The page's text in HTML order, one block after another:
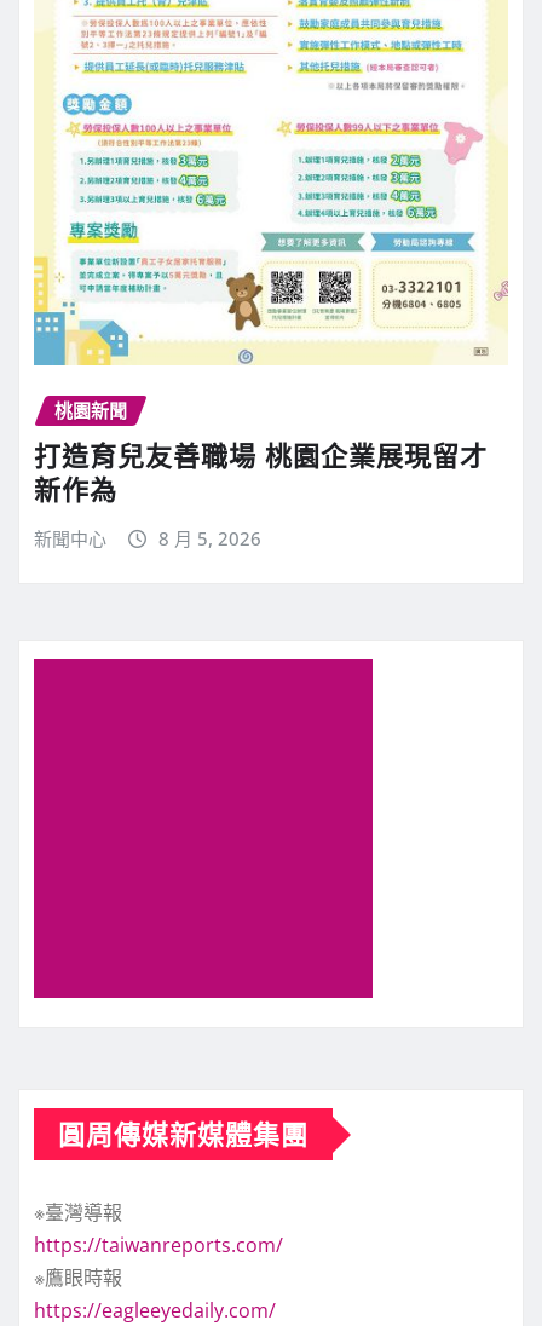
桃園新聞
打造育兒友善職場 桃園企業展現留才
新作為
新聞中心 8 月 5, 2026
圓周傳媒新媒體集團
※臺灣導報
https://taiwanreports.com/
※鷹眼時報
https://eagleeyedaily.com/